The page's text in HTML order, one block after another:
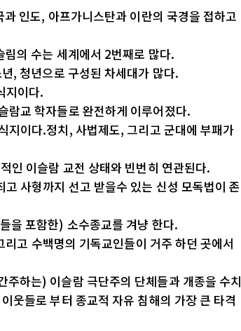
인도, 아프가니스탄과 이란의 국경을 접하고
의 수는 세계에서 2번째로 많다.
, 청년으로 구성된 차세대가 많다.
지이다.
람교 학자들로 완전하게 이루어졌다.
지이다.정치, 사법제도, 그리고 군대에 부패가
인 이슬람 교전 상태와 빈번히 연관된다.
사형까지 선고 받을수 있는 신성 모독법이 존
을 포함한) 소수종교를 겨냥 한다.
고 수백명의 기독교인들이 거주 하던 곳에서
하는) 이슬람 극단주의 단체들과 개종을 수치
웃들로 부터 종교적 자유 침해의 가장 큰 타격